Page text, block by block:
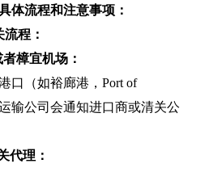
体流程和注意事项：
程：
樟宜机场：
口（如裕廊港，Port of
输公司会通知进口商或清关公
代理：